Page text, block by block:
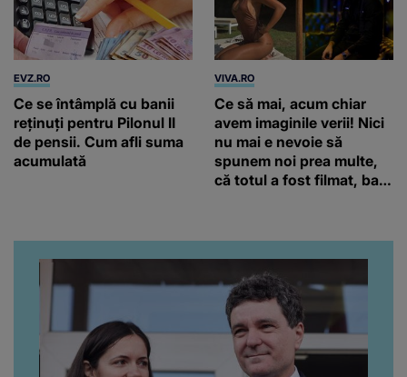
EVZ.RO
Ce se întâmplă cu banii
reținuți pentru Pilonul II
de pensii. Cum afli suma
acumulată
VIVA.RO
Ce să mai, acum chiar
avem imaginile verii! Nici
nu mai e nevoie să
spunem noi prea multe,
că totul a fost filmat, ba
da, frumoasa iubită a lui
Florin Ristei e...